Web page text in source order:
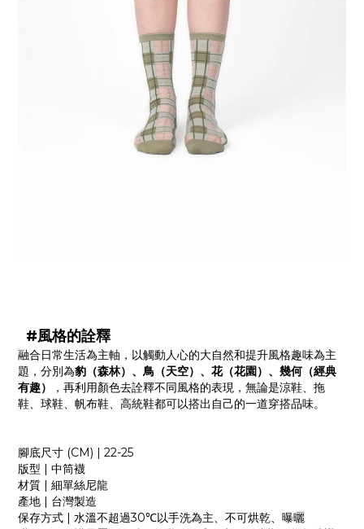
#風格的詮釋
融合日常生活為主軸，以觸動人心的大自然和提升風格趣味為主
題，分別為豹（森林）、鳥（天空）、花（花園）、幾何（經典
有趣）
，再利用顏色去詮釋不同風格的表現，無論是涼鞋、拖
鞋、球鞋、帆布鞋、高統鞋都可以搭出自己的一道穿搭品味。
腳底尺寸 (CM) | 22-25
版型
中筒襪
材質
細單絲尼龍
產地
台灣製造
保存方式
水溫不超過30℃以手洗為主、不可烘乾、曝曬